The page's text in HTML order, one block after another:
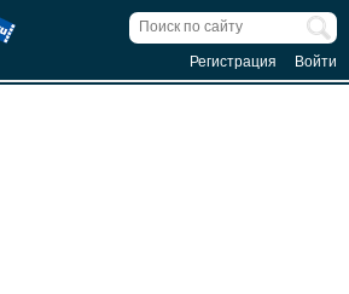
Регистрация Войти